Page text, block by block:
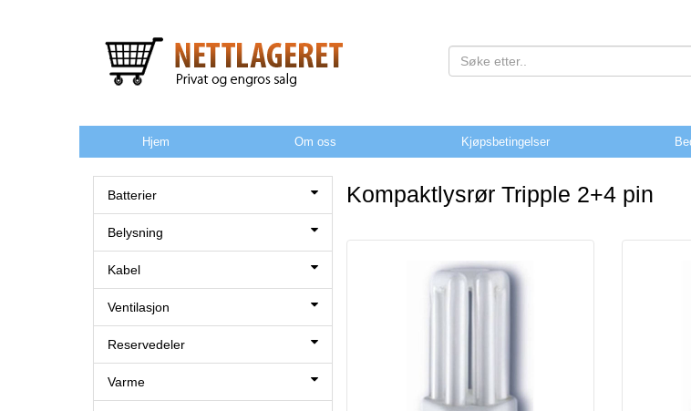
Hjem Om oss Kjøpsbetingelser
Batterier
Belysning
Kabel
Ventilasjon
Reservedeler
Varme
Kompaktlysrør Tripple 2+4 pin